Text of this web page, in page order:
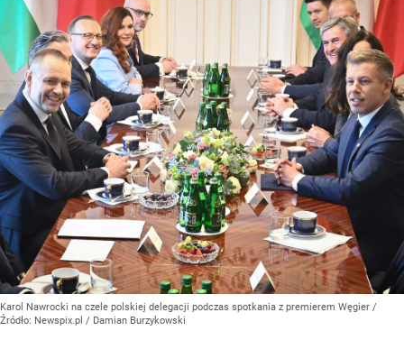
Karol Nawrocki na czele polskiej delegacji podczas spotkania z premierem Węgier /
Źródło: Newspix.pl / Damian Burzykowski